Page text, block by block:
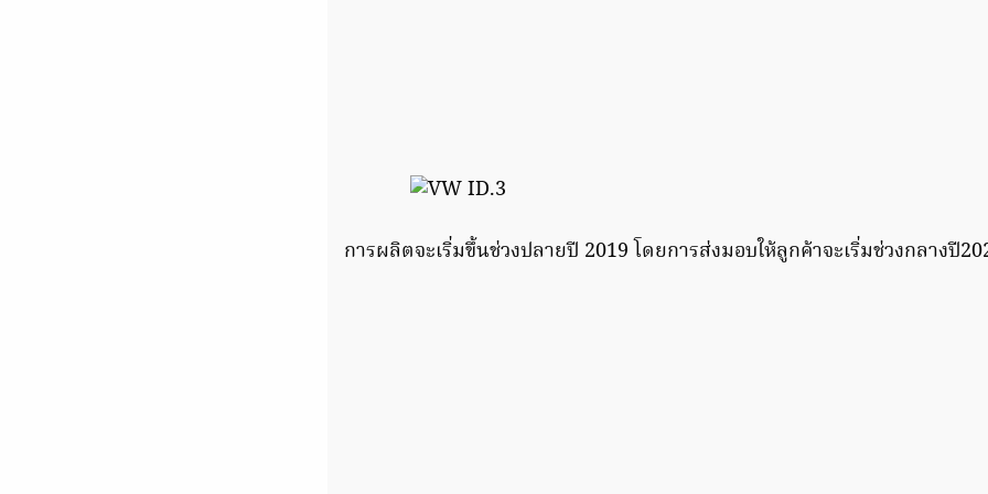
การผลิตจะเริ่มขึ้นช่วงปลายปี 2019 โดยการส่งมอบให้ลูกค้าจะเริ่มช่วงกลางปี